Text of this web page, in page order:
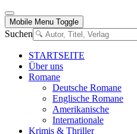
Mobile Menu Toggle
Suchen
STARTSEITE
Über uns
Romane
Deutsche Romane
Englische Romane
Amerikanische
Internationale
Krimis & Thriller